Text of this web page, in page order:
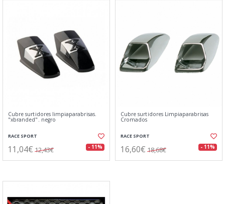
Cubre surtidores limpiaparabrisas.
"xbranded". negro
RACE SPORT
11,04€ 12,43€ - 11%
Cubre surtidores Limpiaparabrisas
Cromados
RACE SPORT
16,60€ 18,68€ - 11%